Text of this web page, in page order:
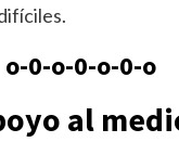
o-0-o-0-o-0-o
al